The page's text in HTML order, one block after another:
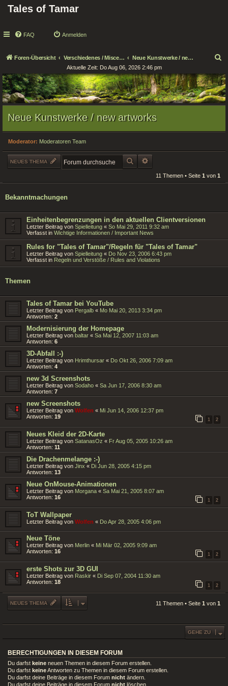
Tales of Tamar
FAQ Anmelden
Foren-Übersicht Verschiedenes / Miscellaneous Neue Kunstwerke / new artworks
c
h
e
Aktuelle Zeit: Do Aug 06, 2026 2:46 pm
Neue Kunstwerke / new artworks
Moderator: Moderatoren Team
NEUES THEMA SUCHE
11 Themen • Seite 1 von 1
Bekanntmachungen
Einheitenbegrenzungen in den aktuellen Clientversionen
Letzter Beitrag von Spielleitung « So Mai 29, 2011 9:32 am
Verfasst in Wichtige Informationen / Important News
Rules for "Tales of Tamar"/Regeln für "Tales of Tamar"
Letzter Beitrag von Spielleitung « Do Nov 23, 2006 6:43 pm
Verfasst in Regeln und Verstöße / Rules and Violations
Themen
Tales of Tamar bei YouTube
Letzter Beitrag von Pergalb « Mo Mai 20, 2013 3:34 pm
Antworten: 2
Modernisierung der Homepage
Letzter Beitrag von baltar « Sa Mai 12, 2007 11:03 am
Antworten: 6
3D-Abfall :-)
Letzter Beitrag von Hrimthursar « Do Okt 26, 2006 7:09 am
Antworten: 4
new 3d Screenshots
Letzter Beitrag von Sodaho « Sa Jun 17, 2006 8:30 am
Antworten: 7
new Screenshots
Letzter Beitrag von Wolfen « Mi Jun 14, 2006 12:37 pm
Antworten: 19
1 2
Neues Kleid der 2D-Karte
Letzter Beitrag von SatanasOz « Fr Aug 05, 2005 10:26 am
Antworten: 11
Die Drachenmelange :-)
Letzter Beitrag von Jinx « Di Jun 28, 2005 4:15 pm
Antworten: 13
Neue OnMouse-Animationen
Letzter Beitrag von Morgana « Sa Mai 21, 2005 8:07 am
Antworten: 16
1 2
ToT Wallpaper
Letzter Beitrag von Wolfen « Do Apr 28, 2005 4:06 pm
Neue Töne
Letzter Beitrag von Merlin « Mi Mär 02, 2005 9:09 am
Antworten: 16
1 2
erste Shots zur 3D GUI
Letzter Beitrag von Raskir « Di Sep 07, 2004 11:30 am
Antworten: 18
1 2
NEUES THEMA 11 Themen • Seite 1 von 1
GEHE ZU
BERECHTIGUNGEN IN DIESEM FORUM
Du darfst keine neuen Themen in diesem Forum erstellen.
Du darfst keineAntworten zu Themen in diesem Forum erstellen.
Du darfst deine Beiträge in diesem Forum nicht ändern.
Du darfst deine Beiträge in diesem Forum nicht löschen.